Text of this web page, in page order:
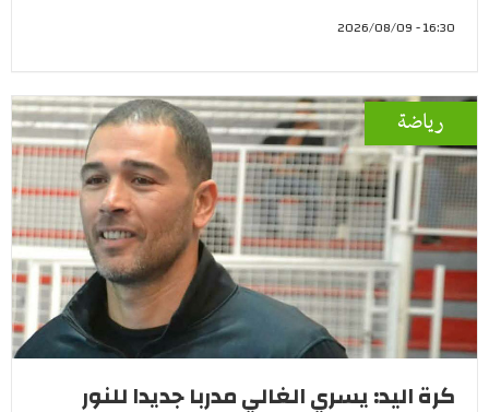
16:30 - 2026/08/09
رياضة
كرة اليد: يسري الغالي مدربا جديدا للنور